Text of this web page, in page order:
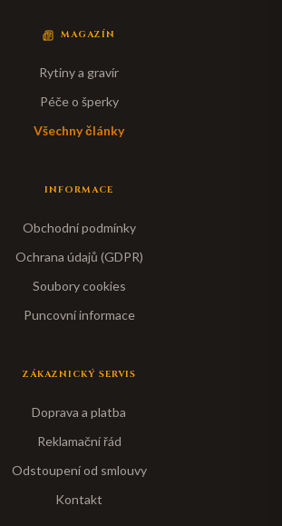
MAGAZÍN
Rytiny a gravír
Péče o šperky
Všechny články
INFORMACE
Obchodní podmínky
Ochrana údajů (GDPR)
Soubory cookies
Puncovní informace
ZÁKAZNICKÝ SERVIS
Doprava a platba
Reklamační řád
Odstoupení od smlouvy
Kontakt